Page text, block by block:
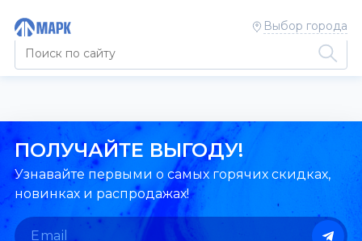
Выбор города
ПОЛУЧАЙТЕ ВЫГОДУ!
Узнавайте первыми о самых горячих скидках,
новинках и распродажах!